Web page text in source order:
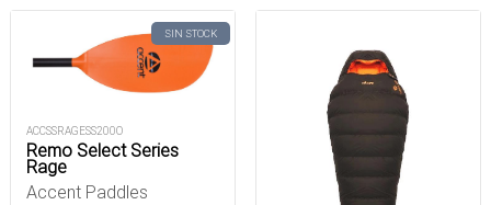
SIN STOCK
ACCSSRAGESS200O
Remo Select Series
Rage
Accent Paddles